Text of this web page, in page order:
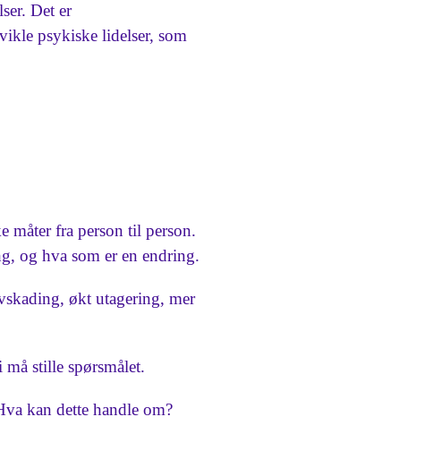
Det er
psykiske lidelser, som
måter fra person til person.
og hva som er en endring.
økt utagering, mer
stille spørsmålet.
kan dette handle om?